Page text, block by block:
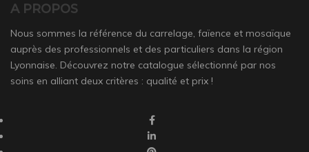
A PROPOS
Nous sommes la référence du carrelage, faïence et mosaïque
auprès des professionnels et des particuliers dans la région
Lyonnaise. Découvrez notre catalogue sélectionné par nos
soins en alliant deux critères : qualité et prix !